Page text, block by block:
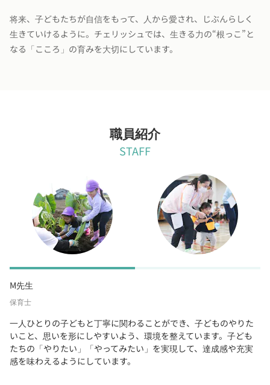
将来、子どもたちが自信をもって、人から愛され、じぶんらしく
生きていけるように。チェリッシュでは、生きる力の“根っこ”と
なる「こころ」の育みを大切にしています。
職員紹介
STAFF
M先生
保育士
一人ひとりの子どもと丁寧に関わることができ、子どものやりた
いこと、思いを形にしやすいよう、環境を整えています。子ども
たちの「やりたい」「やってみたい」を実現して、達成感や充実
感を味わえるようにしています。